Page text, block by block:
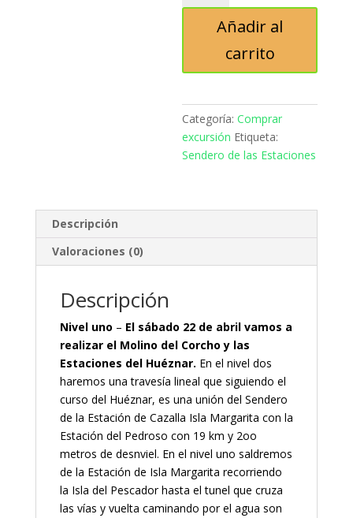
las
EstacionesAñadir al
carrito
Categoría:Comprar
excursión Etiqueta:
Sendero de las Estaciones
Descripción
Valoraciones (0)
Descripción
Nivel uno – El sábado 22 de abril vamos a
realizar el Molino del Corcho y las
Estaciones del Huéznar. En el nivel dos
haremos una travesía lineal que siguiendo el
curso del Huéznar, es una unión del Sendero
de la Estación de Cazalla Isla Margarita con la
Estación del Pedroso con 19 km y 2oo
metros de desnviel. En el nivel uno saldremos
de la Estación de Isla Margarita recorriendo
la Isla del Pescador hasta el tunel que cruza
las vías y vuelta caminando por el agua son